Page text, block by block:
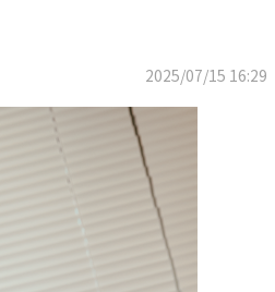
2025/07/15 16:29